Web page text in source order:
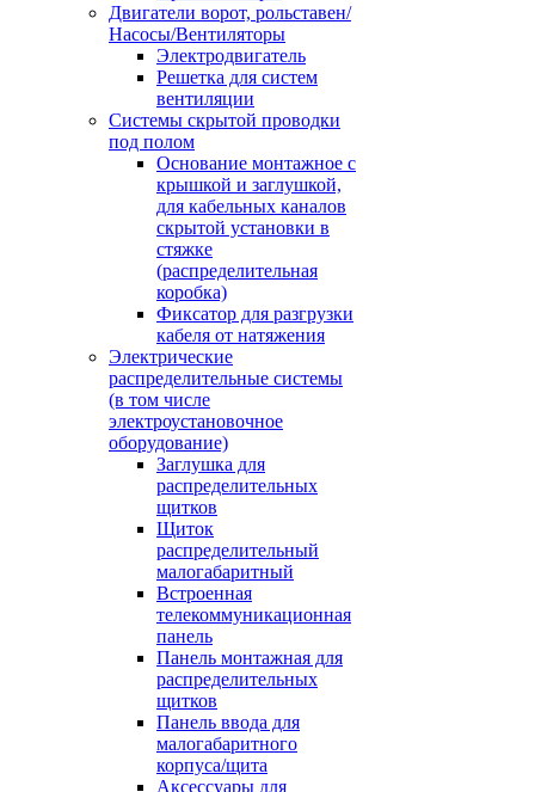
Двигатели ворот, рольставен/
Насосы/Вентиляторы
Электродвигатель
Решетка для систем
вентиляции
Системы скрытой проводки
под полом
Основание монтажное с
крышкой и заглушкой,
для кабельных каналов
скрытой установки в
стяжке
(распределительная
коробка)
Фиксатор для разгрузки
кабеля от натяжения
Электрические
распределительные системы
(в том числе
электроустановочное
оборудование)
Заглушка для
распределительных
щитков
Щиток
распределительный
малогабаритный
Встроенная
телекоммуникационная
панель
Панель монтажная для
распределительных
щитков
Панель ввода для
малогабаритного
корпуса/щита
Аксессуары для